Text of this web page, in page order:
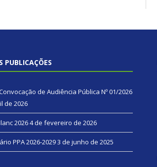
PUBLICAÇÕES
de Audiência Pública Nº 01/2026
de 2026
20264 de fevereiro de 2026
PPA 2026-20293 de junho de 2025